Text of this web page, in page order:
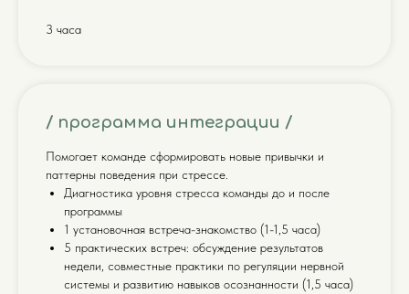
3 часа
/ программа интеграции /
Помогает команде сформировать новые привычки и
паттерны поведения при стрессе.
Диагностика уровня стресса команды до и после
программы
1 установочная встреча-знакомство (1-1,5 часа)
5 практических встреч: обсуждение результатов
недели, совместные практики по регуляции нервной
системы и развитию навыков осознанности (1,5 часа)